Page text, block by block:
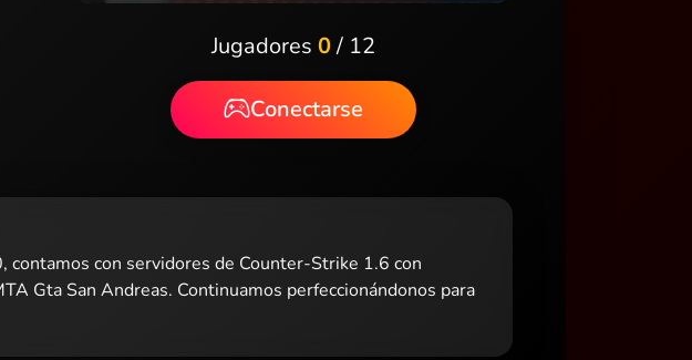
Jugadores 0/ 12
Conectarse
contamos con servidores de Counter-Strike 1.6 con
Gta San Andreas. Continuamos perfeccionándonos para